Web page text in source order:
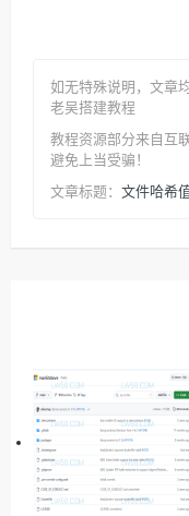
如无特殊说明，文章
老吴搭建教程
教程资源部分来自互
避免上当受骗！
文章标题： 文件哈希